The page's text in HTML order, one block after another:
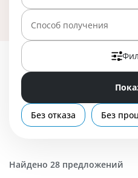
Бизнес
Способ получения
Без отказа Без
Найдено 28 предложений